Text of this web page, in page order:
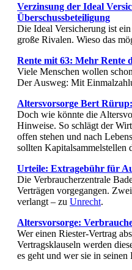
Verzinsung der Ideal
Überschussbeteiligung
Die Ideal Versicherung ist
große Rivalen. Wieso das
Rente mit 63: Mehr Rente
Viele Menschen wollen
Der Ausweg: Mit
Altersvorsorge Bert
Doch wie könnte die
Hinweise. So schlägt der
offen stehen und nach
sollten Kapitalsammelstellen
Urteile: Extragebühr für
Die Verbraucherzentrale
Verträgen vorgegangen.
verlangt – zu Unrecht.
Altersvorsorge:
Wer einen Riester-Vertrag
Vertragsklauseln werden
es geht und wer sie in seinen